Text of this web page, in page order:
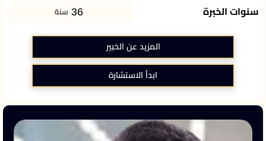
سنوات الخبرة 36 سنة
المزيد عن الخبير
ابدأ الاستشارة